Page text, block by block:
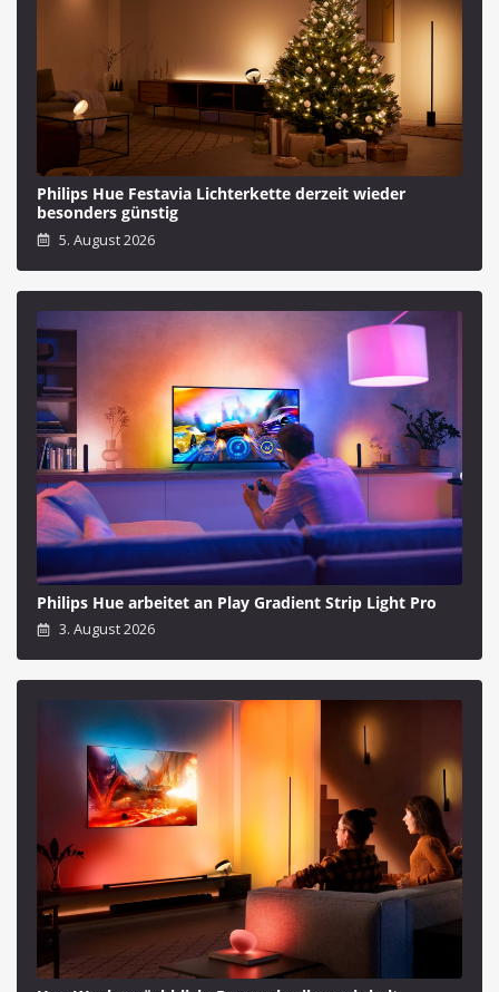
Philips Hue Festavia Lichterkette derzeit wieder
besonders günstig
5. August 2026
Philips Hue arbeitet an Play Gradient Strip Light Pro
3. August 2026